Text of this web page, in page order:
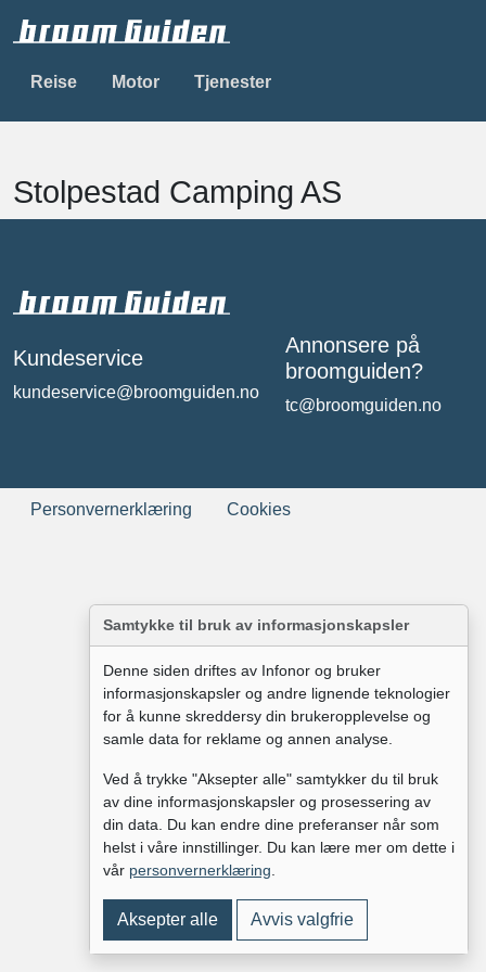
Reise Motor Tjenester
Stolpestad Camping AS
Kundeservice
kundeservice@broomguiden.no
Annonsere på
broomguiden?
tc@broomguiden.no
Personvernerklæring Cookies
Samtykke til bruk av informasjonskapsler
Denne siden driftes av Infonor og bruker
informasjonskapsler og andre lignende teknologier
for å kunne skreddersy din brukeropplevelse og
samle data for reklame og annen analyse.
Ved å trykke "Aksepter alle" samtykker du til bruk
av dine informasjonskapsler og prosessering av
din data. Du kan endre dine preferanser når som
helst i våre innstillinger. Du kan lære mer om dette i
vår personvernerklæring
Aksepter alle Avvis valgfrie